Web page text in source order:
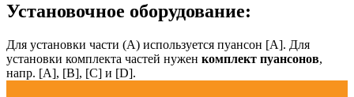
Установочное оборудование:
Для установки части (А) используется пуансон [А]. Для
установки комплекта частей нужен комплект пуансонов,
напр. [А], [B], [С] и [D].